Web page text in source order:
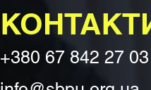
+380 67 842 27 03